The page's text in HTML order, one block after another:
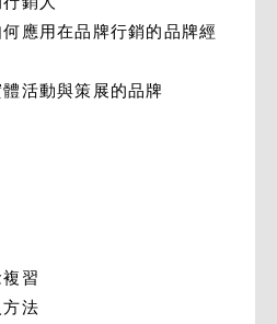
應用在品牌行銷的品牌經
活動與策展的品牌
複習
方法